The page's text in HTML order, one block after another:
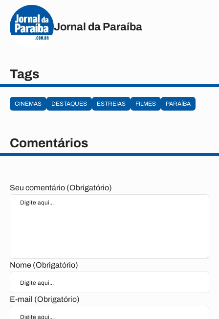
Jornal da Paraíba
Tags
CINEMAS DESTAQUES ESTREIAS FILMES PARAÍBA
Comentários
Seu comentário (Obrigatório)
Nome (Obrigatório)
E-mail (Obrigatório)